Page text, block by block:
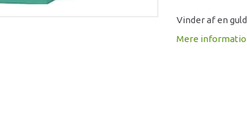
Vinder af en
Mere